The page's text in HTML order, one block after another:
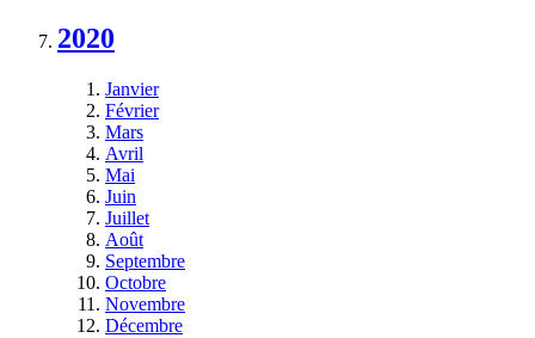
2020
Janvier
Février
Mars
Avril
Mai
Juin
Juillet
Août
Septembre
Octobre
Novembre
Décembre